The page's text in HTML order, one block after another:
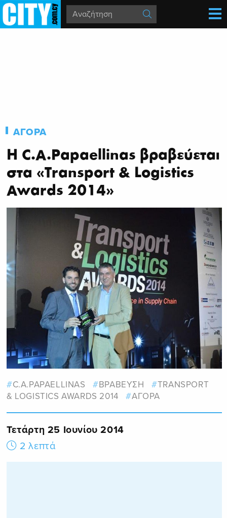
ΑΓΟΡΑ
Η C.A.Papaellinas βραβεύεται
στα «Transport & Logistics
Awards 2014»
C.A.PAPAELLINAS ΒΡΑΒΕΥΣΗ
TRANSPORT
& LOGISTICS AWARDS 2014
ΑΓΟΡΑ
Τετάρτη 25 Ιουνίου 2014
2 λεπτά